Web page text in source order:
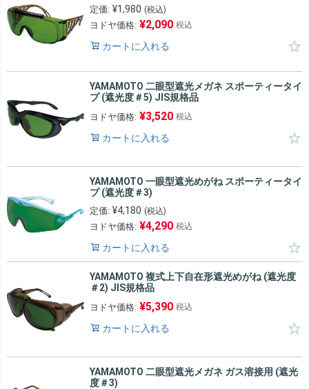
定価: ¥1,980 (税込)
ヨドヤ価格: ¥2,090 税込
カートに入れる
YAMAMOTO 二眼型遮光メガネ スポーティータイ
プ (遮光度＃5) JIS規格品
ヨドヤ価格: ¥3,520 税込
カートに入れる
YAMAMOTO 一眼型遮光めがね スポーティータイ
プ (遮光度＃3)
定価: ¥4,180 (税込)
ヨドヤ価格: ¥4,290 税込
カートに入れる
YAMAMOTO 複式上下自在形遮光めがね (遮光度
＃2) JIS規格品
ヨドヤ価格: ¥5,390 税込
カートに入れる
YAMAMOTO 二眼型遮光メガネ ガス溶接用 (遮光
度＃3)